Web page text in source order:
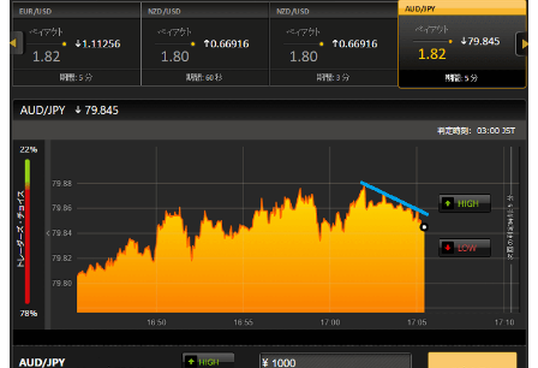
ローソク足チャート
移動平均線
トレンド順張り
ストラテジーアドバイザー